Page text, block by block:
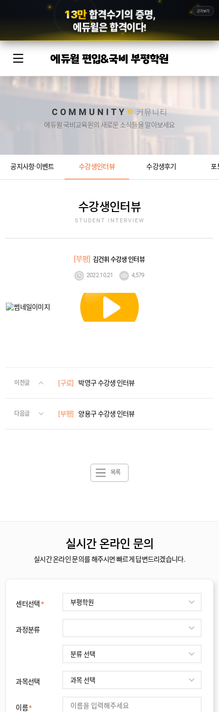
13만 합격수기의 증명,
에듀윌은 합격이다!
근거보기
에듀윌 편입&국비 부평학원
COMMUNITY 커뮤니티
에듀윌 국비교육원의 새로운 소식들을 알아보세요
공지사항·이벤트 수강생인터뷰 수강생후기 포
수강생인터뷰
STUDENT INTERVIEW
[부평] 김건휘 수강생 인터뷰
2022.10.21 4,579
이전글 [구로] 박영구 수강생 인터뷰
다음글 [부평] 양용구 수강생 인터뷰
목록
실시간 온라인 문의
실시간 온라인 문의를 해주시면 빠르게 답변드리겠습니다.
센터선택*
과정분류
과목선택
이름*